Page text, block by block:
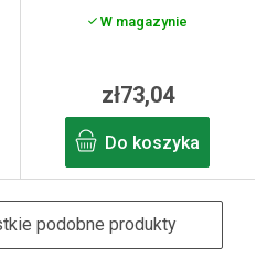
otwarta
W magazynie
zł73,04
Do koszyka
podobne produkty